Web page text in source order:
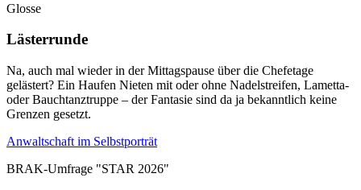
Glosse
Lästerrunde
Na, auch mal wieder in der Mittagspause über die Chefetage
gelästert? Ein Haufen Nieten mit oder ohne Nadelstreifen, Lametta-
oder Bauchtanztruppe – der Fantasie sind da ja bekanntlich keine
Grenzen gesetzt.
Anwaltschaft im Selbstporträt
BRAK-Umfrage "STAR 2026"